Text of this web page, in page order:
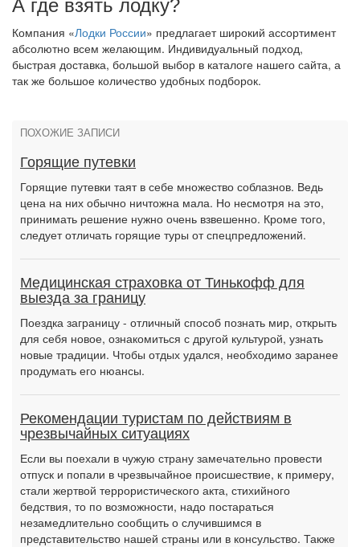
А где взять лодку?
Компания «Лодки России» предлагает широкий ассортимент
абсолютно всем желающим. Индивидуальный подход,
быстрая доставка, большой выбор в каталоге нашего сайта, а
так же большое количество удобных подборок.
ПОХОЖИЕ ЗАПИСИ
Горящие путевки
Горящие путевки таят в себе множество соблазнов. Ведь
цена на них обычно ничтожна мала. Но несмотря на это,
принимать решение нужно очень взвешенно. Кроме того,
следует отличать горящие туры от спецпредложений.
Медицинская страховка от Тинькофф для
выезда за границу
Поездка заграницу - отличный способ познать мир, открыть
для себя новое, ознакомиться с другой культурой, узнать
новые традиции. Чтобы отдых удался, необходимо заранее
продумать его нюансы.
Рекомендации туристам по действиям в
чрезвычайных ситуациях
Если вы поехали в чужую страну замечательно провести
отпуск и попали в чрезвычайное происшествие, к примеру,
стали жертвой террористического акта, стихийного
бедствия, то по возможности, надо постараться
незамедлительно сообщить о случившимся в
представительство нашей страны или в консульство. Также